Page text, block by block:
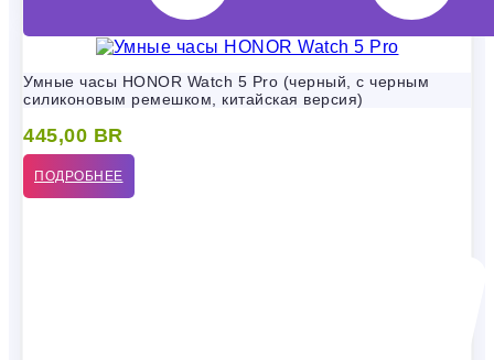
Умные часы HONOR Watch 5 Pro (черный, с черным
силиконовым ремешком, китайская версия)
445,00 BR
ПОДРОБНЕЕ